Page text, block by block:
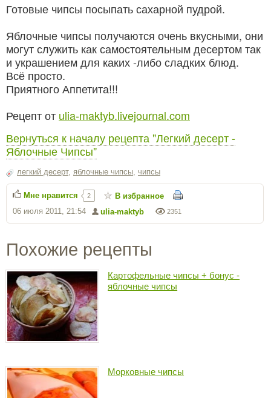
Готовые чипсы посыпать сахарной пудрой.
Яблочные чипсы получаются очень вкусными, они
могут служить как самостоятельным десертом так
и украшением для каких -либо сладких блюд.
Всё просто.
Приятного Аппетита!!!
Рецепт от ulia-maktyb.livejournal.com
Вернуться к началу рецепта "Легкий десерт -
Яблочные Чипсы"
легкий десерт, яблочные чипсы, чипсы
2351
ulia-maktyb
06 июля 2011, 21:54
Мне нравится 2 В избранное
Похожие рецепты
Картофельные чипсы + бонус -
яблочные чипсы
Морковные чипсы